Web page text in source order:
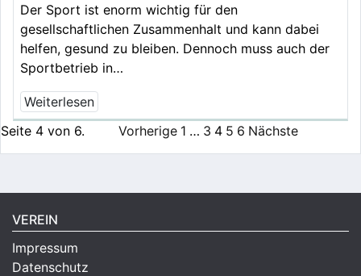
Der Sport ist enorm wichtig für den
gesellschaftlichen Zusammenhalt und kann dabei
helfen, gesund zu bleiben. Dennoch muss auch der
Sportbetrieb in…
Weiterlesen
Seite 4 von 6.
Vorherige 1 … 3 4 5 6 Nächste
VEREIN
Impressum
Datenschutz